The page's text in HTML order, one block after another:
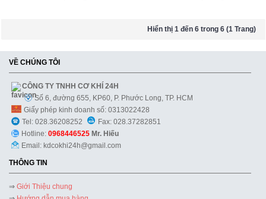
Hiển thị 1 đến 6 trong 6 (1 Trang)
VỀ CHÚNG TÔI
CÔNG TY TNHH CƠ KHÍ 24H
Số 6, đường 655, KP60, P. Phước Long, TP. HCM
Giấy phép kinh doanh số: 0313022428
Tel: 028.36208252
Fax: 028.37282851
Hotline: 0968446525 Mr. Hiếu
Email: kdcokhi24h@gmail.com
THÔNG TIN
⇒ Giới Thiệu chung